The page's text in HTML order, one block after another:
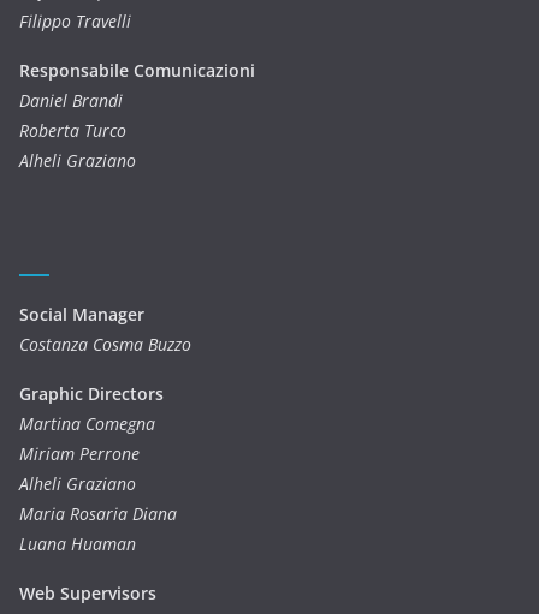
Filippo Travelli
Responsabile Comunicazioni
Daniel Brandi
Roberta Turco
Alheli Graziano
Social Manager
Costanza Cosma Buzzo
Graphic Directors
Martina Comegna
Miriam Perrone
Alheli Graziano
Maria Rosaria Diana
Luana Huaman
Web Supervisors